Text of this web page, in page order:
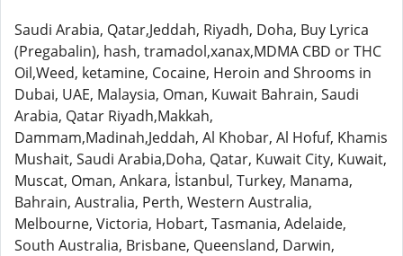
Saudi Arabia, Qatar,Jeddah, Riyadh, Doha, Buy Lyrica
(Pregabalin), hash, tramadol,xanax,MDMA CBD or THC
Oil,Weed, ketamine, Cocaine, Heroin and Shrooms in
Dubai, UAE, Malaysia, Oman, Kuwait Bahrain, Saudi
Arabia, Qatar Riyadh,Makkah,
Dammam,Madinah,Jeddah, Al Khobar, Al Hofuf, Khamis
Mushait, Saudi Arabia,Doha, Qatar, Kuwait City, Kuwait,
Muscat, Oman, Ankara, İstanbul, Turkey, Manama,
Bahrain, Australia, Perth, Western Australia,
Melbourne, Victoria, Hobart, Tasmania, Adelaide,
South Australia, Brisbane, Queensland, Darwin,